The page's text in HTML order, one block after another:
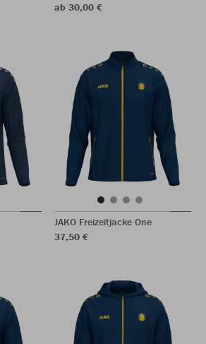
ab 30,00 €
JAKO Freizeitjacke One
37,50 €